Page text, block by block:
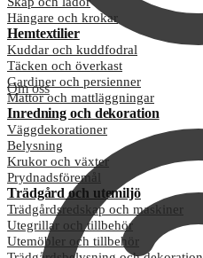
Om oss
Hängare och krokar
Hemtextilier
Kuddar och kuddfodral
Täcken och överkast
Gardiner och persienner
Mattor och mattläggningar
Inredning och dekoration
Väggdekorationer
Belysning
Krukor och växter
Prydnadsföremål
Trädgård och utemiljö
Trädgårdsredskap och maskiner
Utegrillar och tillbehör
Utemöbler och tillbehör